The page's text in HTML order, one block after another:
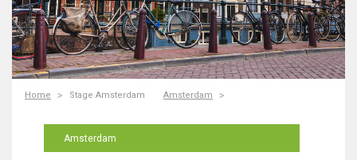
Home Stage Amsterdam Amsterdam
Amsterdam